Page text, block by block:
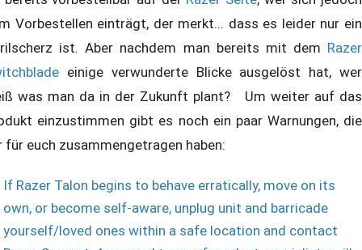
Vorbestellen einträgt, der merkt... dass es leider nur ein
ist. Aber nachdem man bereits mit dem Razer
einige verwunderte Blicke ausgelöst hat, wer
was man da in der Zukunft plant? Um weiter auf das
einzustimmen gibt es noch ein paar Warnungen, die
für euch zusammengetragen haben:
If Razer Talon begins to behave erratically, move on its
own, or become self-aware, unplug unit and barricade
yourself/loved ones within a safe location and contact